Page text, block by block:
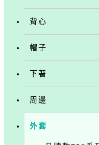
背心
帽子
下著
周邊
外套